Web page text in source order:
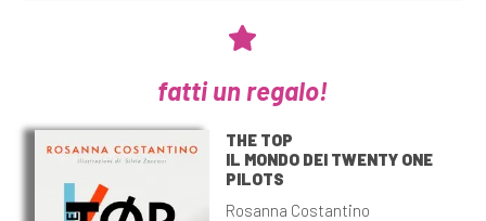
fatti un regalo!
THE TOP
IL MONDO DEI TWENTY ONE
PILOTS
Rosanna Costantino